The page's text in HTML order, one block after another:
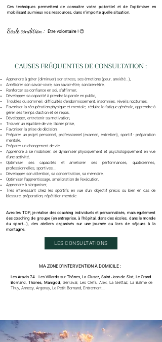
Ces techniques permettent de connaitre votre potentiel et de l’optimiser en
mobilisant au mieux vos ressources, dans n’importe quelle situation.
Seule condition : Être volontaire !😉
CAUSES FRÉQUENTES DE CONSULTATION :
Apprendre à gérer (diminuer) son stress, ses émotions (peur, anxiété...),
Améliorer son savoir-vivre, son savoir-être, son bien-être,
Renforcer sa confiance en soi, s'affirmer,
Développer sa capacité à prendre la parole en public,
Troubles du sommeil, difficultés d'endormissement, insomnies, réveils nocturnes, ​
Favoriser la récupération physique et mentale, réduire la fatigue générale, apprendre à
gérer ses temps d'action et de repos,
Développer, entretenir sa motivation,
Trouver un équilibre de vie, lâcher prise,
Favoriser la prise de décision,
Préparer un projet personnel, professionnel (examen, entretien), sportif - préparation
mentale,
Préparer un changement de vie,
Apprendre à se mobiliser, se dynamiser physiquement et psychologiquement en vue
d'une activité,
Optimiser ses capacités et améliorer ses performances, quotidiennes,
professionnelles, sportives...
Développer son attention, sa concentration, sa mémoire,
Optimiser l'apprentissage, amélioration de l'exécution,
Apprendre à s'organiser,
Très intéressant chez les sportifs en vue d'un objectif précis ou bien en cas de
blessure, préparation, répétition mentale.
Avec les TOP, je réalise des coaching individuels et personnalisés, mais également
des coaching de groupe (en entreprise, à l'hôpital, dans des écoles, dans le monde
du sport...), des ateliers organisés sur une journée ou lors de séjours à la
montagne.
LES CONSULTATIONS
MA ZONE D'INTERVENTION À DOMICILE :
Les Aravis 74 - Les Villards-sur-Thônes, La Clusaz, Saint Jean de Sixt, Le Grand-
Bornand, Thônes, Manigod, Serraval, Les Clefs, Alex, La Giettaz, La Balme de
Thuy, Annecy, Argonay, Le Petit Bornand, Entremont...